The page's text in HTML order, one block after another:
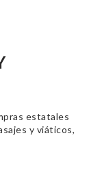
estatales
y viáticos,